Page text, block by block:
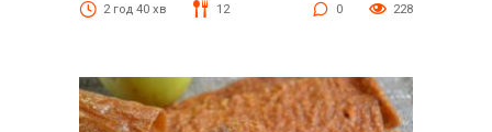
2 год 40 хв 12 0 228